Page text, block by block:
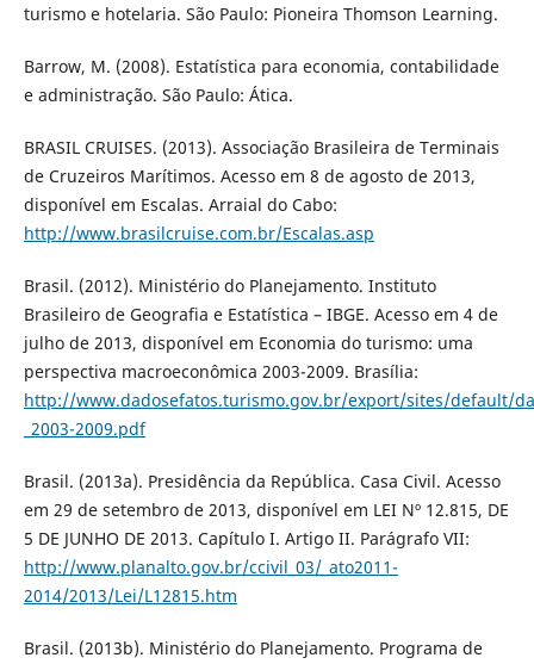
turismo e hotelaria. São Paulo: Pioneira Thomson Learning.
Barrow, M. (2008). Estatística para economia, contabilidade
e administração. São Paulo: Ática.
BRASIL CRUISES. (2013). Associação Brasileira de Terminais
de Cruzeiros Marítimos. Acesso em 8 de agosto de 2013,
disponível em Escalas. Arraial do Cabo:
http://www.brasilcruise.com.br/Escalas.asp
Brasil. (2012). Ministério do Planejamento. Instituto
Brasileiro de Geografia e Estatística – IBGE. Acesso em 4 de
julho de 2013, disponível em Economia do turismo: uma
perspectiva macroeconômica 2003-2009. Brasília:
http://www.dadosefatos.turismo.gov.br/export/sites/default/
_2003-2009.pdf
Brasil. (2013a). Presidência da República. Casa Civil. Acesso
em 29 de setembro de 2013, disponível em LEI Nº 12.815, DE
5 DE JUNHO DE 2013. Capítulo I. Artigo II. Parágrafo VII:
http://www.planalto.gov.br/ccivil_03/_ato2011-
2014/2013/Lei/L12815.htm
Brasil. (2013b). Ministério do Planejamento. Programa de